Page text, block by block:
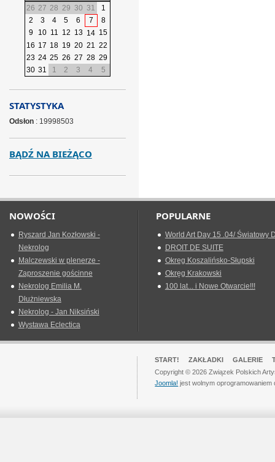
26 27 28 29 30 31
1
2
3 4 5 6 7
8
9
10 11 12 13 14 15
16 17 18 19 20 21 22
23 24 25 26 27 28 29
30 31 1 2 3 4 5
STATYSTYKA
Odsłon: 19998503
BĄDŹ NA BIEŻĄCO
NOWOŚCI
Ryszard Jan Kozłowski -
Nekrolog
Malczewski w plenerze -
Zaproszenie gościnne
Nekrolog Emilia M.
Dłużniewska
Nekrolog - Jan Niksiński
Wystawa Eclectica
POPULARNE
World Art Day 15 .04/ Światowy
DROIT DE SUITE
Okreg Koszalińsko-Słupski
Okręg Krakowski
100 lat... i Nowe Otwarcie!!!
START! ZAKŁADKI GALERIE
Copyright © 2026 Związek Polskich
Joomla! jest wolnym